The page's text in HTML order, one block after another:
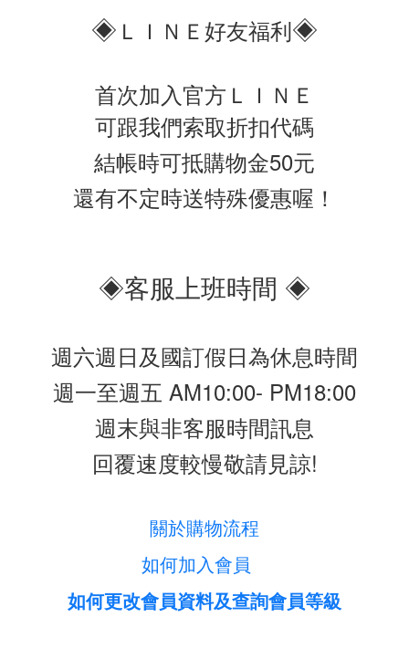
◈ ＬＩＮＥ好友福利◈
首次加入官方ＬＩＮＥ
可跟我們索取折扣代碼
結帳時可抵購物金50元
還有不定時送特殊優惠喔！
◈客服上班時間 ◈
週六週日及國訂假日為休息時間
週一至週五 AM10:00- PM18:00
週末與非客服時間訊息
回覆速度較慢敬請見諒!
關於購物流程
如何加入會員
如何更改會員資料及查詢會員等級